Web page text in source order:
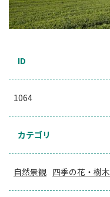
ID
1064
カテゴリ
自然景観 四季の花・樹木